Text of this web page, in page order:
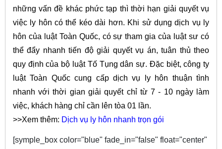
những vấn đề khác phức tạp thì thời hạn giải quyết vụ
việc ly hôn có thể kéo dài hơn. Khi sử dụng dịch vụ ly
hôn của luật Toàn Quốc, có sự tham gia của luật sư có
thể đẩy nhanh tiến độ giải quyết vụ án, tuân thủ theo
quy định của bộ luật Tố Tụng dân sự. Đặc biệt, công ty
luật Toàn Quốc cung cấp dịch vụ ly hôn thuận tình
nhanh với thời gian giải quyết chỉ từ 7 - 10 ngày làm
việc, khách hàng chỉ cần lên tòa 01 lần.
>>Xem thêm: Dịch vụ ly hôn nhanh trọn gói
[symple_box color="blue" fade_in="false" float="center"